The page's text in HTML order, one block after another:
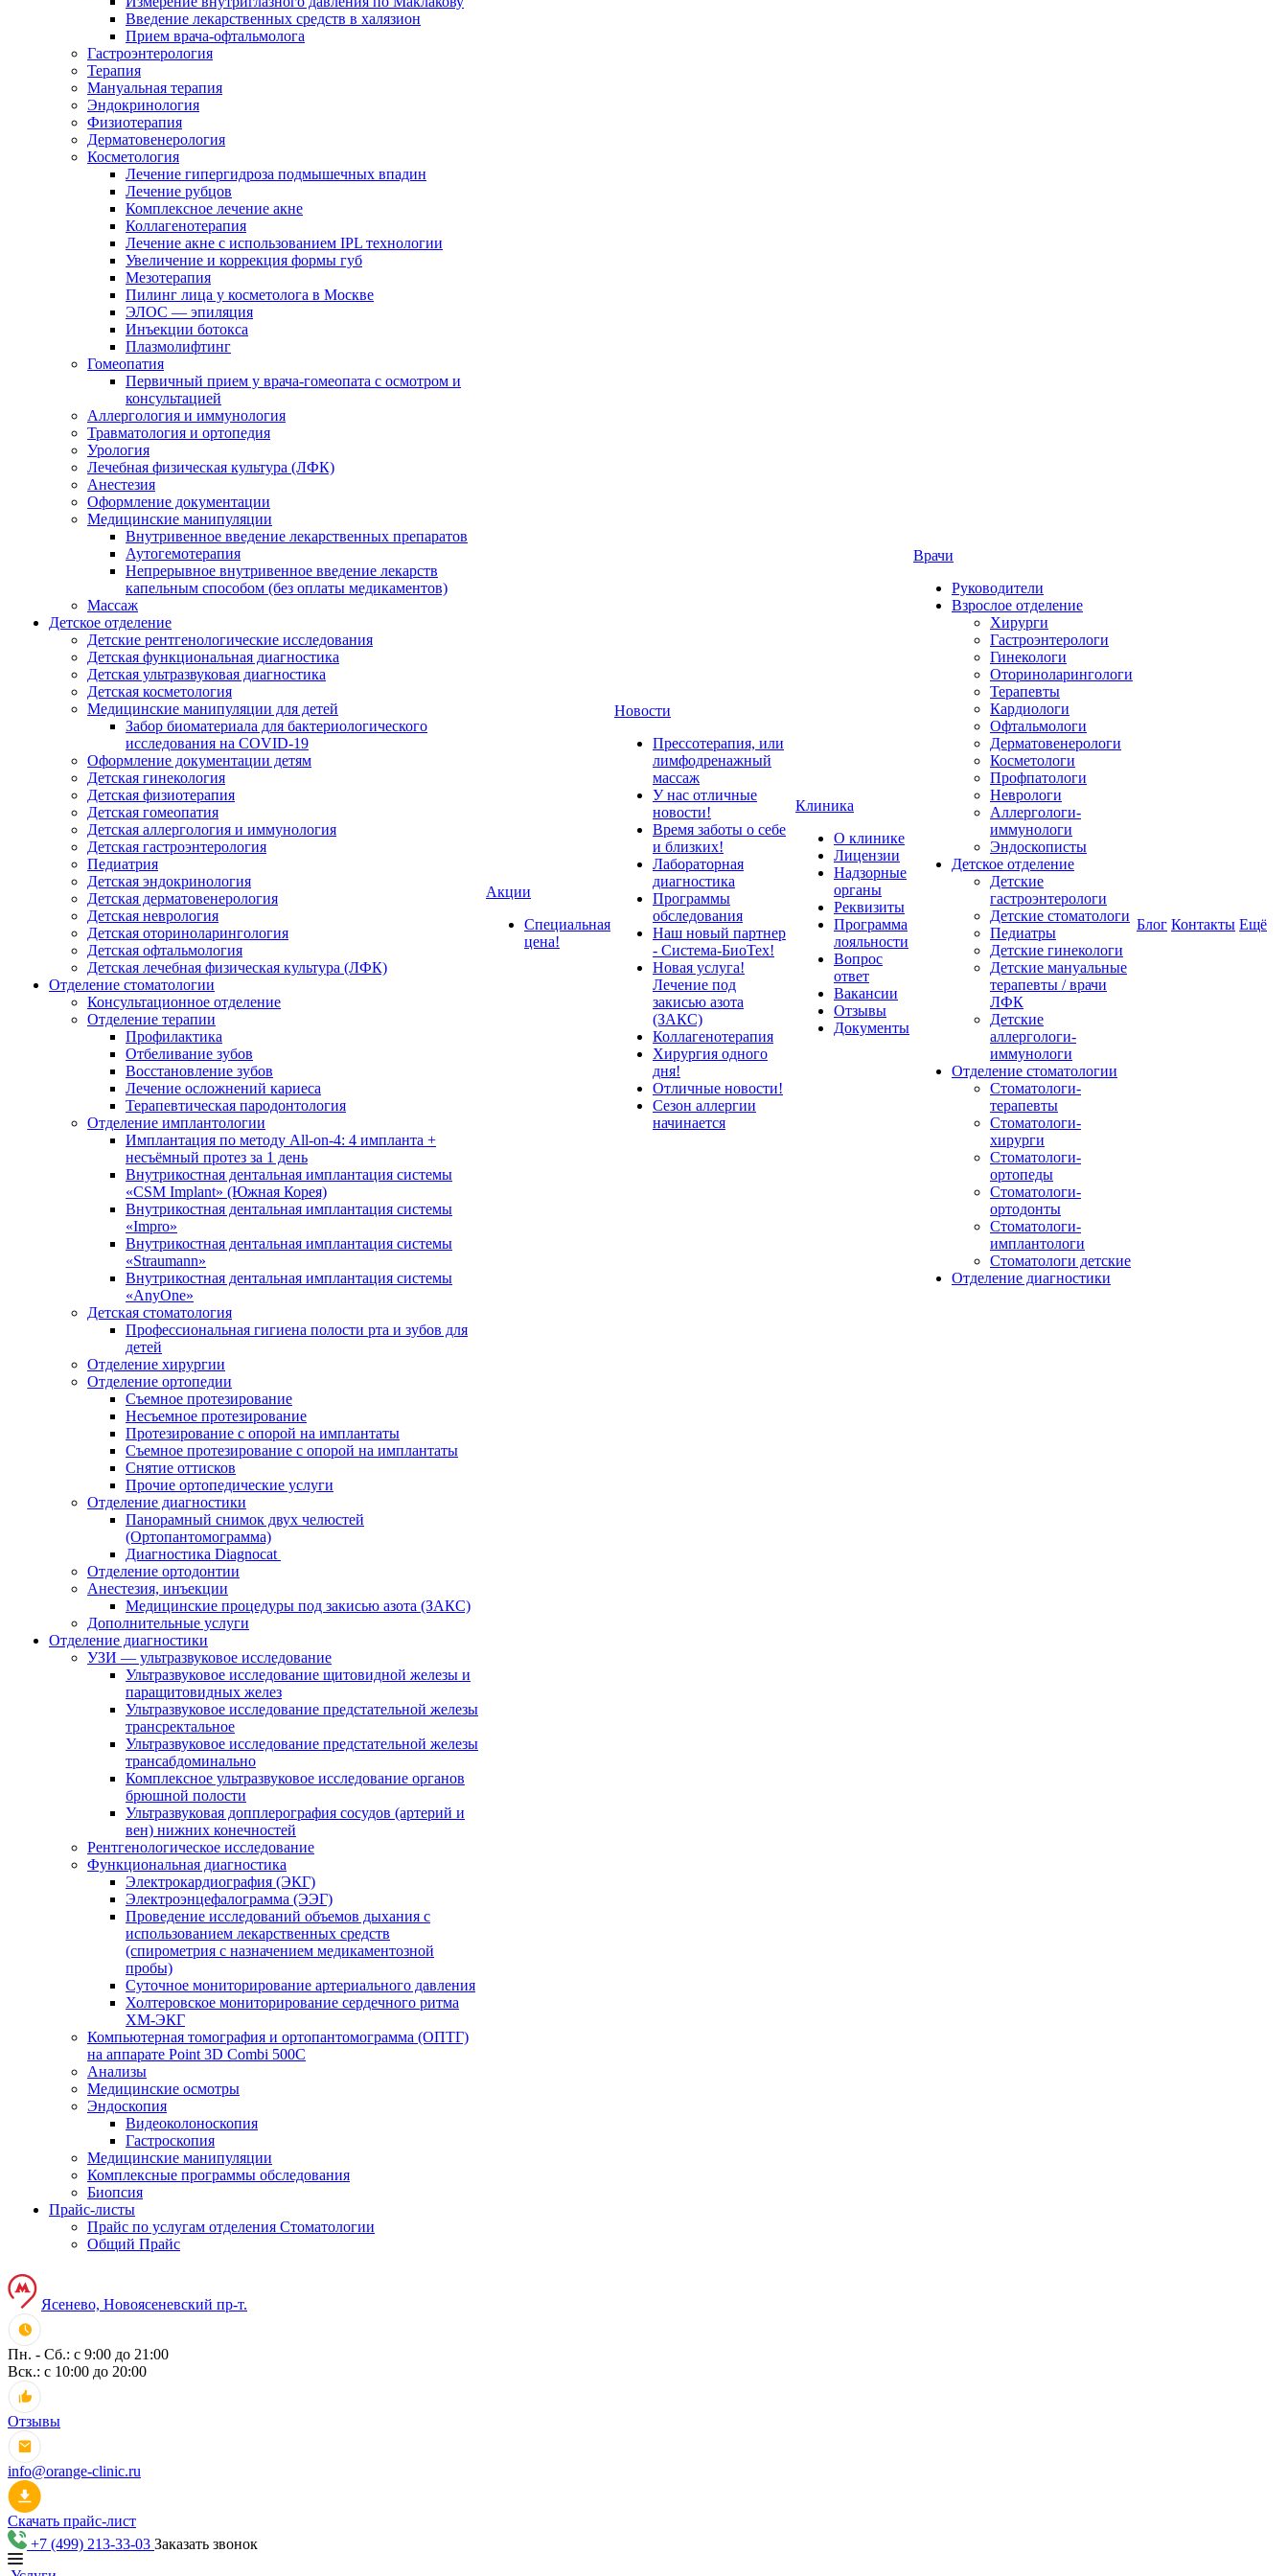
Введение лекарственных средств в халязион
Прием врача-офтальмолога
Гастроэнтерология
Терапия
Мануальная терапия
Эндокринология
Физиотерапия
Дерматовенерология
Косметология
Лечение гипергидроза подмышечных впадин
Лечение рубцов
Комплексное лечение акне
Коллагенотерапия
Лечение акне с использованием IPL технологии
Увеличение и коррекция формы губ
Мезотерапия
Пилинг лица у косметолога в Москве
ЭЛОС — эпиляция
Инъекции ботокса
Плазмолифтинг
Гомеопатия
Первичный прием у врача-гомеопата с осмотром и
консультацией
Аллергология и иммунология
Травматология и ортопедия
Урология
Лечебная физическая культура (ЛФК)
Анестезия
Оформление документации
Медицинские манипуляции
Внутривенное введение лекарственных препаратов
Аутогемотерапия
Непрерывное внутривенное введение лекарств
капельным способом (без оплаты медикаментов)
Массаж
Детское отделение
Детские рентгенологические исследования
Детская функциональная диагностика
Детская ультразвуковая диагностика
Детская косметология
Медицинские манипуляции для детей
Забор биоматериала для бактериологического
исследования на COVID-19
Оформление документации детям
Детская гинекология
Детская физиотерапия
Детская гомеопатия
Детская аллергология и иммунология
Детская гастроэнтерология
Педиатрия
Детская эндокринология
Детская дерматовенерология
Детская неврология
Детская оториноларингология
Детская офтальмология
Детская лечебная физическая культура (ЛФК)
Отделение стоматологии
Консультационное отделение
Отделение терапии
Профилактика
Отбеливание зубов
Восстановление зубов
Лечение осложнений кариеса
Терапевтическая пародонтология
Отделение имплантологии
Имплантация по методу All-on-4: 4 импланта +
несъёмный протез за 1 день
Внутрикостная дентальная имплантация системы
«CSM Implant» (Южная Корея)
Внутрикостная дентальная имплантация системы
«Impro»
Внутрикостная дентальная имплантация системы
«Straumann»
Внутрикостная дентальная имплантация системы
«AnyOne»
Детская стоматология
Профессиональная гигиена полости рта и зубов для
детей
Отделение хирургии
Отделение ортопедии
Съемное протезирование
Несъемное протезирование
Протезирование с опорой на имплантаты
Съемное протезирование с опорой на имплантаты
Снятие оттисков
Прочие ортопедические услуги
Отделение диагностики
Панорамный снимок двух челюстей
(Ортопантомограмма)
Диагностика Diagnocat
Отделение ортодонтии
Анестезия, инъекции
Медицинские процедуры под закисью азота (ЗАКС)
Дополнительные услуги
Отделение диагностики
УЗИ — ультразвуковое исследование
Ультразвуковое исследование щитовидной железы и
паращитовидных желез
Ультразвуковое исследование предстательной железы
трансректальное
Ультразвуковое исследование предстательной железы
трансабдоминально
Комплексное ультразвуковое исследование органов
брюшной полости
Ультразвуковая допплерография сосудов (артерий и
вен) нижних конечностей
Рентгенологическое исследование
Функциональная диагностика
Электрокардиография (ЭКГ)
Электроэнцефалограмма (ЭЭГ)
Проведение исследований объемов дыхания с
использованием лекарственных средств
(спирометрия с назначением медикаментозной
пробы)
Суточное мониторирование артериального давления
Холтеровское мониторирование сердечного ритма
ХМ-ЭКГ
Компьютерная томография и ортопантомограмма (ОПТГ)
на аппарате Point 3D Combi 500C
Анализы
Медицинские осмотры
Эндоскопия
Видеоколоноскопия
Гастроскопия
Медицинские манипуляции
Комплексные программы обследования
Биопсия
Прайс-листы
Прайс по услугам отделения Стоматологии
Общий Прайс
Акции
Специальная
цена!
Новости
Прессотерапия, или
лимфодренажный
массаж
У нас отличные
новости!
Время заботы о себе
и близких!
Лабораторная
диагностика
Программы
обследования
Наш новый партнер
- Система-БиоТех!
Новая услуга!
Лечение под
закисью азота
(ЗАКС)
Коллагенотерапия
Хирургия одного
дня!
Отличные новости!
Сезон аллергии
начинается
Клиника
О клинике
Лицензии
Надзорные
органы
Реквизиты
Программа
лояльности
Вопрос
ответ
Вакансии
Отзывы
Документы
Врачи
Руководители
Взрослое отделение
Хирурги
Гастроэнтерологи
Гинекологи
Оториноларингологи
Терапевты
Кардиологи
Офтальмологи
Дерматовенерологи
Косметологи
Профпатологи
Неврологи
Аллергологи-
иммунологи
Эндоскописты
Детское отделение
Детские
гастроэнтерологи
Детские стоматологи
Педиатры
Детские гинекологи
Детские мануальные
терапевты / врачи
ЛФК
Детские
аллергологи-
иммунологи
Отделение стоматологии
Стоматологи-
терапевты
Стоматологи-
хирурги
Стоматологи-
ортопеды
Стоматологи-
ортодонты
Стоматологи-
имплантологи
Стоматологи детские
Отделение диагностики
Блог Контакты Ещё
Ясенево, Новоясеневский пр-т.
Пн. - Сб.: с 9:00 до 21:00
Вск.: с 10:00 до 20:00
Отзывы
info@orange-clinic.ru
Скачать прайс-лист
+7 (499) 213-33-03 Заказать звонок